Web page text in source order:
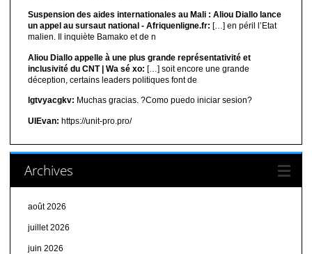
Suspension des aides internationales au Mali : Aliou Diallo lance
un appel au sursaut national - Afriquenligne.fr: […] en péril l’Etat
malien. Il inquiète Bamako et de n
Aliou Diallo appelle à une plus grande représentativité et
inclusivité du CNT | Wa sé xo: […] soit encore une grande
déception, certains leaders politiques font de
lgtvyacgkv: Muchas gracias. ?Como puedo iniciar sesion?
UIEvan: https://unit-pro.pro/
Archives
août 2026
juillet 2026
juin 2026